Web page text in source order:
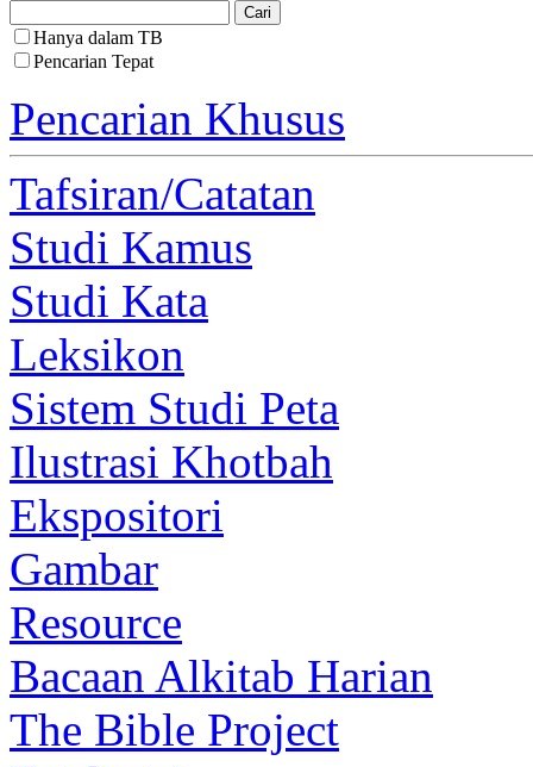
Hanya dalam TB
Pencarian Tepat
Pencarian Khusus
Tafsiran/Catatan
Studi Kamus
Studi Kata
Leksikon
Sistem Studi Peta
Ilustrasi Khotbah
Ekspositori
Gambar
Resource
Bacaan Alkitab Harian
The Bible Project